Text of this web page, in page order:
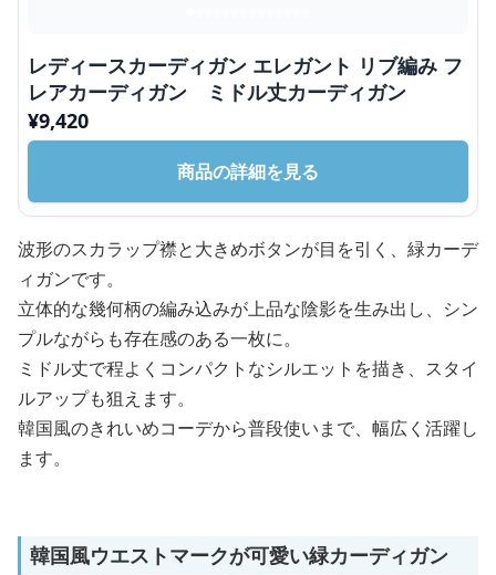
レディースカーディガン エレガント リブ編み フ
レアカーディガン ミドル丈カーディガン
¥9,420
商品の詳細を見る
波形のスカラップ襟と大きめボタンが目を引く、緑カーデ
ィガンです。
立体的な幾何柄の編み込みが上品な陰影を生み出し、シン
プルながらも存在感のある一枚に。
ミドル丈で程よくコンパクトなシルエットを描き、スタイ
ルアップも狙えます。
韓国風のきれいめコーデから普段使いまで、幅広く活躍し
ます。
韓国風ウエストマークが可愛い緑カーディガン